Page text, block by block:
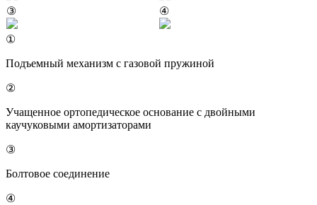
③ ④
①
Подъемный механизм с газовой пружиной
②
Учащенное ортопедическое основание с двойными
каучуковыми амортизаторами
③
Болтовое соединение
④